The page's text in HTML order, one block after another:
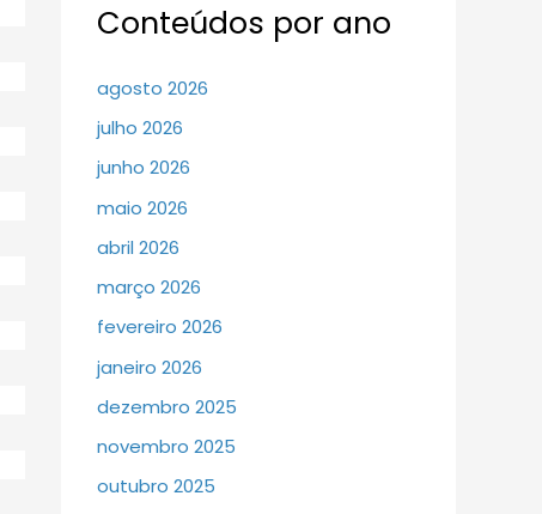
Conteúdos por ano
agosto 2026
julho 2026
junho 2026
maio 2026
abril 2026
março 2026
fevereiro 2026
janeiro 2026
dezembro 2025
novembro 2025
outubro 2025